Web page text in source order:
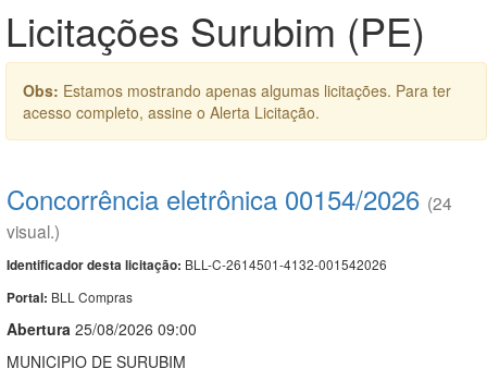
Licitações Surubim (PE)
Obs: Estamos mostrando apenas algumas licitações. Para ter
acesso completo, assine o Alerta Licitação.
Concorrência eletrônica 00154/2026 (24
visual.)
Identificador desta licitação: BLL-C-2614501-4132-001542026
Portal: BLL Compras
Abertura 25/08/2026 09:00
MUNICIPIO DE SURUBIM